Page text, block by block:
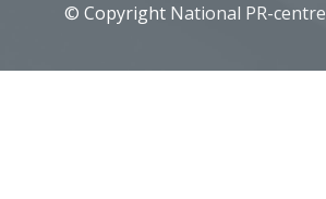
© Copyright National PR-centre